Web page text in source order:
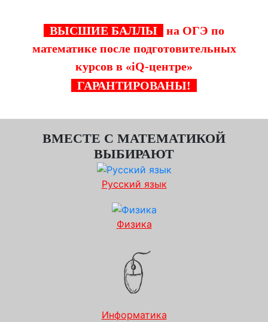
ВЫСШИЕ БАЛЛЫ
на ОГЭ по
математике после подготовительных
курсов в «iQ-центре»
ГАРАНТИРОВАНЫ!
ВМЕСТЕ С МАТЕМАТИКОЙ
ВЫБИРАЮТ
Русский язык
Физика
Информатика